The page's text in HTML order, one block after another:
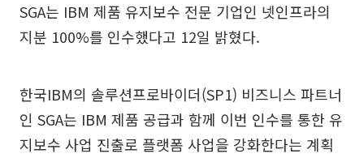
SGA는 IBM 제품 유지보수 전문 기업인 넷인프라의
지분 100%를 인수했다고 12일 밝혔다.
한국IBM의 솔루션프로바이더(SP1) 비즈니스 파트너
인 SGA는 IBM 제품 공급과 함께 이번 인수를 통한 유
지보수 사업 진출로 플랫폼 사업을 강화한다는 계획